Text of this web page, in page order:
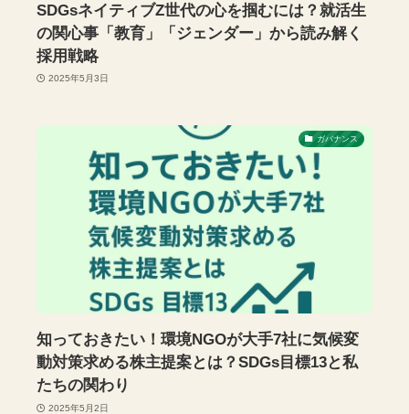
SDGsネイティブZ世代の心を掴むには？就活生
の関心事「教育」「ジェンダー」から読み解く
採用戦略
2025年5月3日
ガバナンス
知っておきたい！環境NGOが大手7社に気候変
動対策求める株主提案とは？SDGs目標13と私
たちの関わり
2025年5月2日